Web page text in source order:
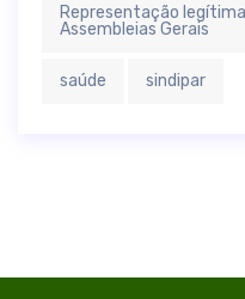
Representação
Assembleias Gerais
saúde sindipar